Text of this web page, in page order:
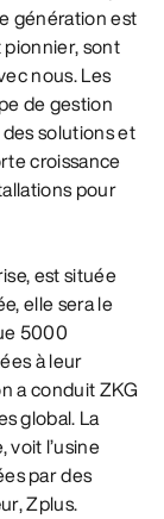
génération est
pionnier, sont
nous. Les
de gestion
solutions et
croissance
pour
est située
elle sera le
5000
à leur
a conduit ZKG
global. La
l’usine
par des
Zplus.